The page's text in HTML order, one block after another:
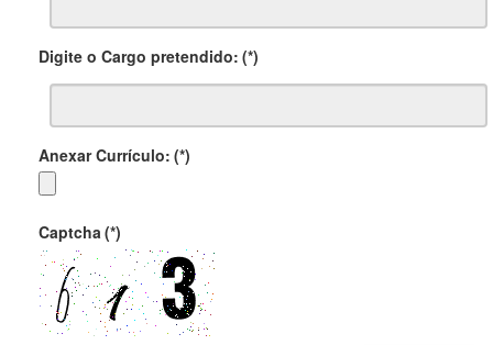
Digite o Cargo pretendido: (*)
Anexar Currículo: (*)
Captcha (*)